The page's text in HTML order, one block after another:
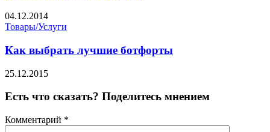
04.12.2014
Товары/Услуги
Как выбрать лучшие ботфорты
25.12.2015
Есть что сказать? Поделитесь мнением
Комментарий *